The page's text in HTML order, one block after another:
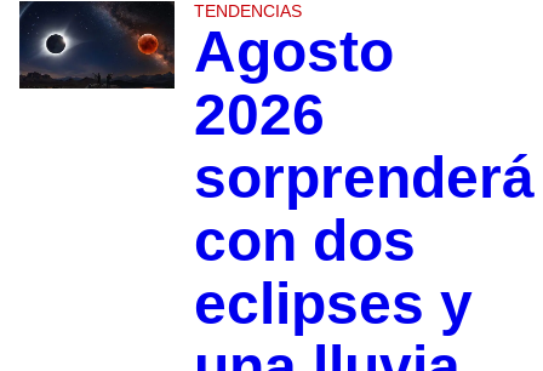
TENDENCIAS
Agosto
2026
sorprenderá
con dos
eclipses y